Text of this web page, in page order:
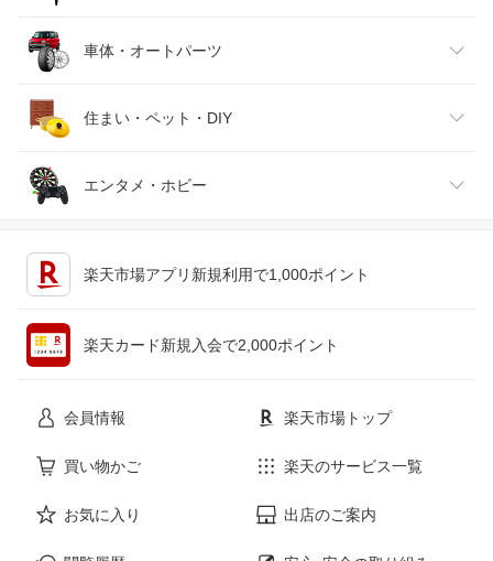
靴
腕時計
ジュエリー・アクセサリー
日本酒・焼酎
TV・オーディオ・カメラ
スマートフォン・タブレット
パソコン・周辺機器
スポーツ・アウトドア
ゴルフ
車体・オートパーツ
車用品・バイク用品
車・バイク
住まい・ペット・DIY
インテリア・寝具・収納
エンタメ・ホビー
本・雑誌・コミック
楽天市場アプリ新規利用で1,000ポイント
楽天カード新規入会で2,000ポイント
会員情報 楽天市場トップ
買い物かご 楽天のサービス一覧
お気に入り 出店のご案内